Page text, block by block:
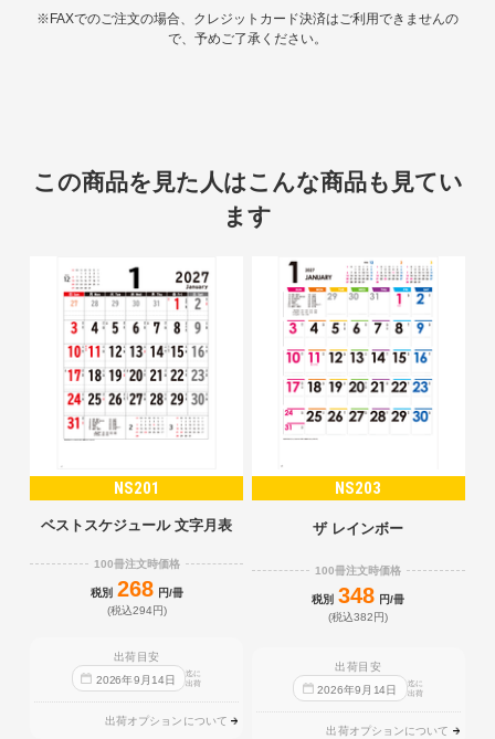
※FAXでのご注文の場合、クレジットカード決済はご利用できませんの
で、予めご了承ください。
この商品を見た人はこんな商品も見てい
ます
NS201
ベストスケジュール 文字月表
100冊注文時価格
税別 268 円/冊
(税込294円)
出荷目安
2026年9 月 14日
迄に
出荷
出荷オプションについて
NS203
ザ レインボー
100冊注文時価格
税別 348 円/冊
(税込382円)
出荷目安
2026年9 月 14日
迄に
出荷
出荷オプションについて